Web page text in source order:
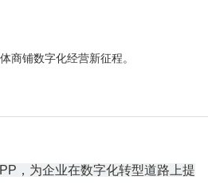
商铺数字化经营新征程。
，为企业在数字化转型道路上提